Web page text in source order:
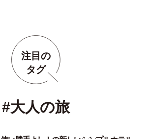
注目の
タグ
#大人の旅